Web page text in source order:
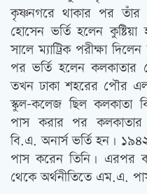
কৃষ্ণনগরে থাকার পর তাঁর
হোসেন ভর্তি হলেন
সালে ম্যাট্রিক পরীক্ষা
পর ভর্তি হলেন কলকাতার
তখন ঢাকা শহরের পৌর
স্কুল-কলেজ ছিল কলকাতা
পাস করার পর কলকাতার
বি.এ. অনার্স ভর্তি হন।
পাস করেন তিনি। এরপর
থেকে অর্থনীতিতে এম.এ.